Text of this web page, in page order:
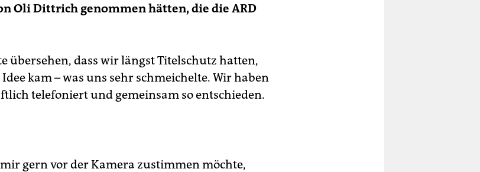
Oli Dittrich genommen hätten, die die ARD
übersehen, dass wir längst Titelschutz hatten,
kam – was uns sehr schmeichelte. Wir haben
telefoniert und gemeinsam so entschieden.
gern vor der Kamera zustimmen möchte,